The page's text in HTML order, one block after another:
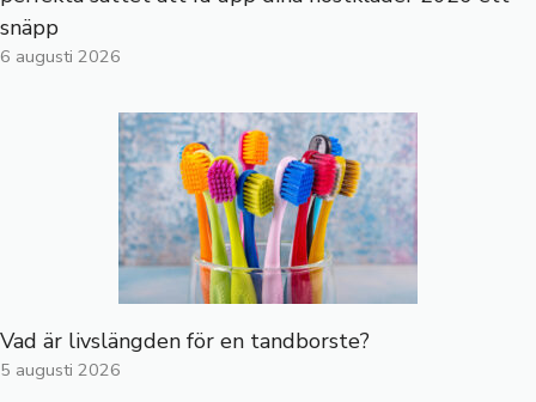
snäpp
6 augusti 2026
Vad är livslängden för en tandborste?
5 augusti 2026